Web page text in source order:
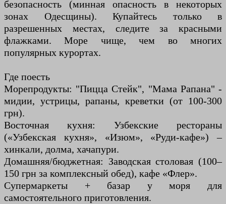
безопасность (минная опасность в некоторых
зонах Одесщины). Купайтесь только в
разрешенных местах, следите за красными
флажками. Море чище, чем во многих
популярных курортах.
Где поесть
Морепродукты: "Пицца Стейк", "Мама Рапана" -
мидии, устрицы, рапаны, креветки (от 100-300
грн).
Восточная кухня: Узбекские рестораны
(«Узбекская кухня», «Изюм», «Руди-кафе») –
хинкали, долма, хачапури.
Домашняя/бюджетная: Заводская столовая (100–
150 грн за комплексный обед), кафе «Флер».
Супермаркеты + базар у моря для
самостоятельного приготовления.